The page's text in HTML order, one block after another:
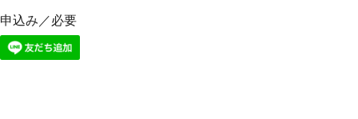
申込み／必要